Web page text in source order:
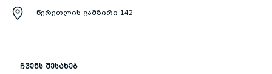
წერეთლის გამზირი 142
ᲩᲕᲔᲜᲡ ᲨᲔᲡᲐᲮᲔᲑ